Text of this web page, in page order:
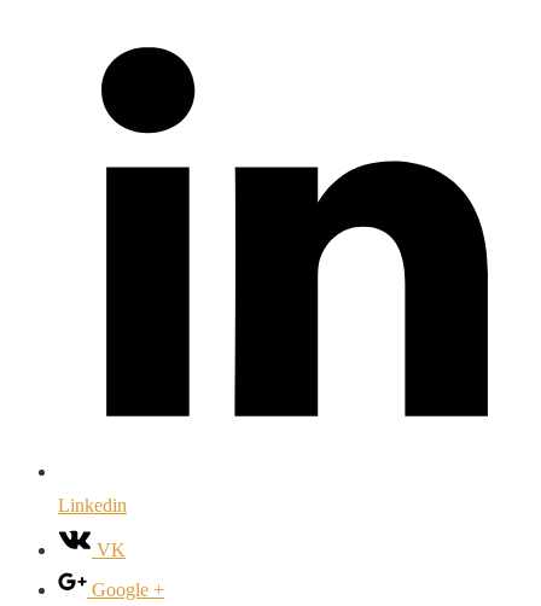
Linkedin
VK
Google +